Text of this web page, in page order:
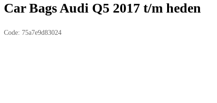
Car Bags Audi Q5 2017 t/m heden
Code: 75a7e9d83024